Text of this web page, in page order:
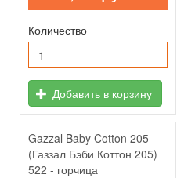
Количество
Добавить в корзину
Gazzal Baby Cotton 205
(Газзал Бэби Коттон 205)
522 - горчица